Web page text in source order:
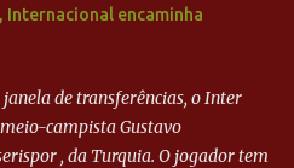
Internacional encaminha
de transferências, o Inter
campista Gustavo
, da Turquia. O jogador tem